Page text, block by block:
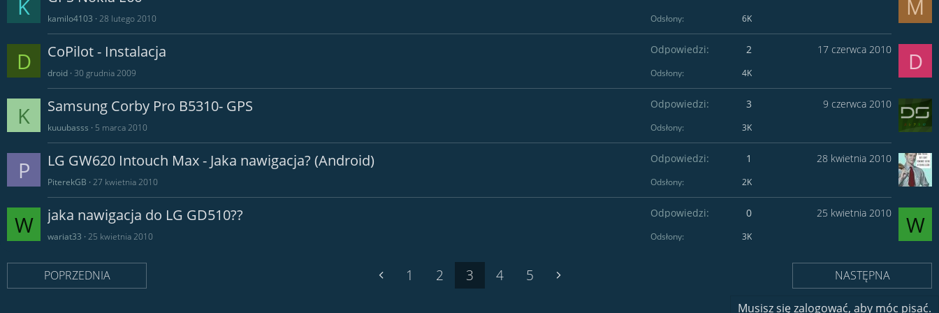
K kamilo4103 28 lutego 2010 Odsłony 6K
M
D
CoPilot - Instalacja
droid 30 grudnia 2009
Odpowiedzi 2
Odsłony 4K
17 czerwca 2010
D
K
Samsung Corby Pro B5310- GPS
kuuubasss 5 marca 2010
Odpowiedzi 3
Odsłony 3K
9 czerwca 2010
P LG GW620 Intouch Max - Jaka nawigacja? (Android)
PiterekGB 27 kwietnia 2010
Odpowiedzi 1
Odsłony 2K
28 kwietnia 2010
W jaka nawigacja do LG GD510??
wariat33 25 kwietnia 2010
Odpowiedzi 0
Odsłony 3K
25 kwietnia 2010 W
POPRZEDNIA 1 2 3 4 5 NASTĘPNA
Musisz się zalogować, aby móc pisać.